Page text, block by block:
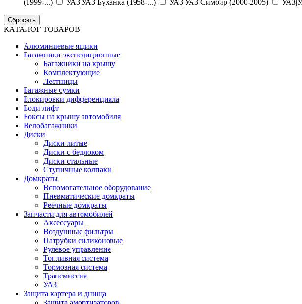
(1999-...)
УАЗ|УАЗ Буханка (1958-...) УАЗ|УАЗ Симбир (2000-2005)
КАТАЛОГ ТОВАРОВ
Алюминиевые ящики
Багажники экспедиционные
Багажники на крышу
Комплектующие
Лестницы
Багажные сумки
Блокировки дифференциала
Боди лифт
Боксы на крышу автомобиля
Велобагажники
Диски
Диски литые
Диски с бедлоком
Диски стальные
Ступичные колпаки
Домкраты
Вспомогательное оборудование
Пневматические домкраты
Реечные домкраты
Запчасти для автомобилей
Аксессуары
Воздушные фильтры
Патрубки силиконовые
Рулевое управление
Топливная система
Тормозная система
Трансмиссия
УАЗ
Защита картера и днища
Защита амортизаторов